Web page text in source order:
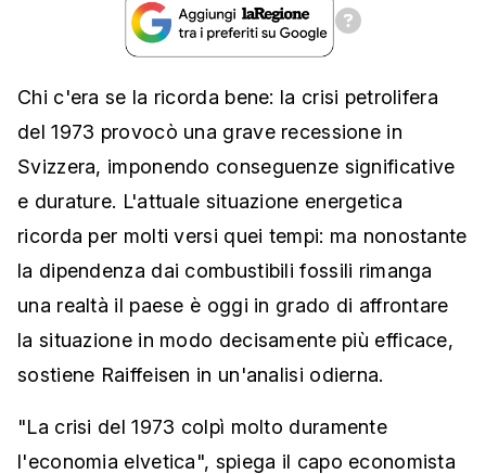
Chi c'era se la ricorda bene: la crisi petrolifera
del 1973 provocò una grave recessione in
Svizzera, imponendo conseguenze significative
e durature. L'attuale situazione energetica
ricorda per molti versi quei tempi: ma nonostante
la dipendenza dai combustibili fossili rimanga
una realtà il paese è oggi in grado di affrontare
la situazione in modo decisamente più efficace,
sostiene Raiffeisen in un'analisi odierna.
"La crisi del 1973 colpì molto duramente
l'economia elvetica", spiega il capo economista